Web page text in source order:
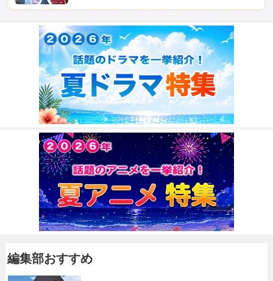
編集部おすすめ